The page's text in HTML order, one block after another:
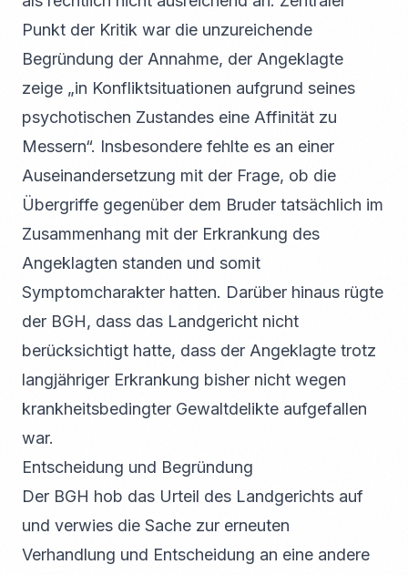
Punkt der Kritik war die unzureichende
Begründung der Annahme, der Angeklagte
zeige „in Konfliktsituationen aufgrund seines
psychotischen Zustandes eine Affinität zu
Messern“. Insbesondere fehlte es an einer
Auseinandersetzung mit der Frage, ob die
Übergriffe gegenüber dem Bruder tatsächlich im
Zusammenhang mit der Erkrankung des
Angeklagten standen und somit
Symptomcharakter hatten. Darüber hinaus rügte
der BGH, dass das Landgericht nicht
berücksichtigt hatte, dass der Angeklagte trotz
langjähriger Erkrankung bisher nicht wegen
krankheitsbedingter Gewaltdelikte aufgefallen
war.
Entscheidung und Begründung
Der BGH hob das Urteil des Landgerichts auf
und verwies die Sache zur erneuten
Verhandlung und Entscheidung an eine andere